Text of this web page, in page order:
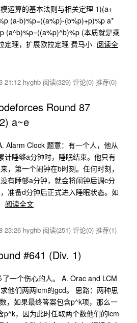
运算的基本法则与相关定理 1)(a+
(a-b)%p=((a%p)-(b%p)+p)%p a*
(a^b)%p=((a%p)^b)%p (本质就是乘
定理，扩展欧拉定理 费马小 阅读全
21:12 hyghb 阅读(329) 评论(0) 推荐(0)
Round 87
a~e
Alarm Clock 题意：有一个人，他从
计睡够a分钟时，睡眠结束。他只有
，第一个闹钟在b时刻。任何时刻，
有睡够a分钟，就会将闹钟后调c分
准备d分钟后正式进入睡眠状态。如
阅读全文
23:26 hyghb 阅读(251) 评论(0) 推荐(1)
#641 (Div. 1)
一个伤心的人。 A. Orac and LCM
他们两两lcm的gcd。 思路：两种思
，如果最终答案包含p^k项，那么一
p^k，因为此时任取两个数他们的lcm